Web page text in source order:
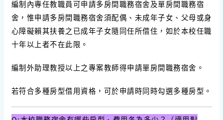
編制內專任教職員可申請多房間職務宿舍及單房間職務宿
舍，惟申請多房間職務宿舍須配偶、未成年子女、父母或身
心障礙賴其扶養之已成年子女隨同任所借住，如於本校任職
十年以上者不在此限。
編制外助理教授以上之專案教師得申請單房間職務宿舍。
若符合多種房型借用資格，可於申請時同時勾選多種房型。